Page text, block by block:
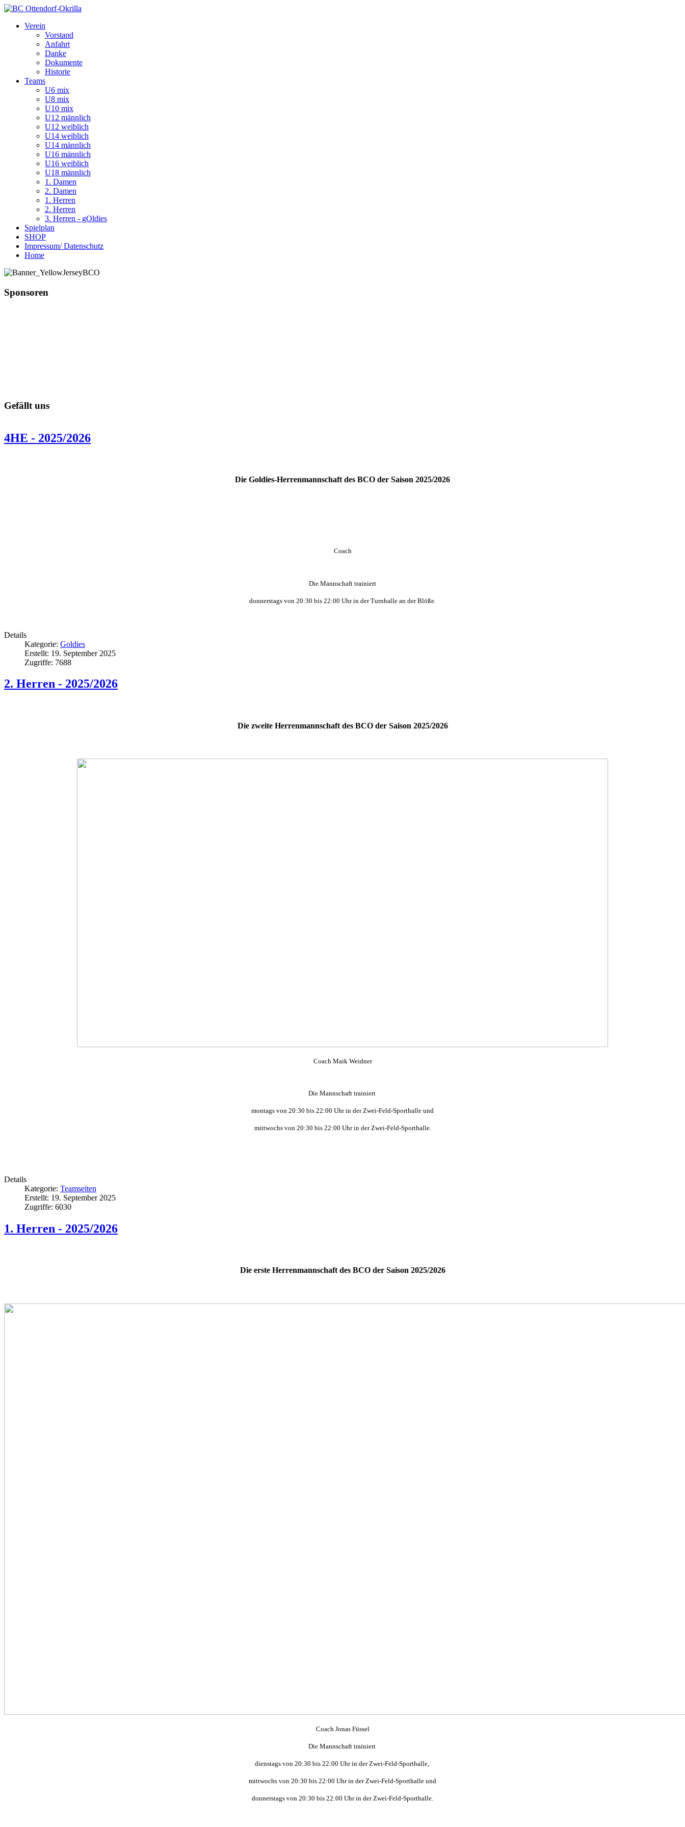
Verein
Vorstand
Anfahrt
Danke
Dokumente
Historie
Teams
U6 mix
U8 mix
U10 mix
U12 männlich
U12 weiblich
U14 weiblich
U14 männlich
U16 männlich
U16 weiblich
U18 männlich
1. Damen
2. Damen
1. Herren
2. Herren
3. Herren - gOldies
Spielplan
SHOP
Impressum/ Datenschutz
Home
Sponsoren
Gefällt uns
4HE - 2025/2026
Die Goldies-Herrenmannschaft des BCO der Saison 2025/2026
Coach
Die Mannschaft trainiert
donnerstags von 20:30 bis 22:00 Uhr in der Turnhalle an der Blöße
Details
Kategorie: Goldies
Erstellt: 19. September 2025
Zugriffe: 7688
2. Herren - 2025/2026
Die zweite Herrenmannschaft des BCO der Saison 2025/2026
Coach Maik Weidner
Die Mannschaft trainiert
montags von 20:30 bis 22:00 Uhrin der Zwei-Feld-Sporthalle und
mittwochs von 20:30 bis 22:00 Uhr in der Zwei-Feld-Sporthalle.
Details
Kategorie: Teamseiten
Erstellt: 19. September 2025
Zugriffe: 6030
1. Herren - 2025/2026
Die erste Herrenmannschaft des BCO der Saison 2025/2026
Coach Jonas Füssel
Die Mannschaft trainiert
dienstags von 20:30 bis 22:00 Uhrin der Zwei-Feld-Sporthalle,
mittwochs von 20:30 bis 22:00 Uhr in der Zwei-Feld-Sporthalle und
donnerstags von 20:30 bis 22:00 Uhrin der Zwei-Feld-Sporthalle